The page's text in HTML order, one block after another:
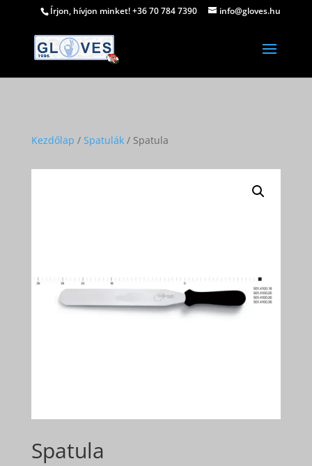
Írjon, hívjon minket! +36 70 784 7390 info@gloves.hu
Kezdőlap / Spatulák/ Spatula
Spatula